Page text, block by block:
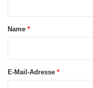
aName *
E-Mail-Adresse *